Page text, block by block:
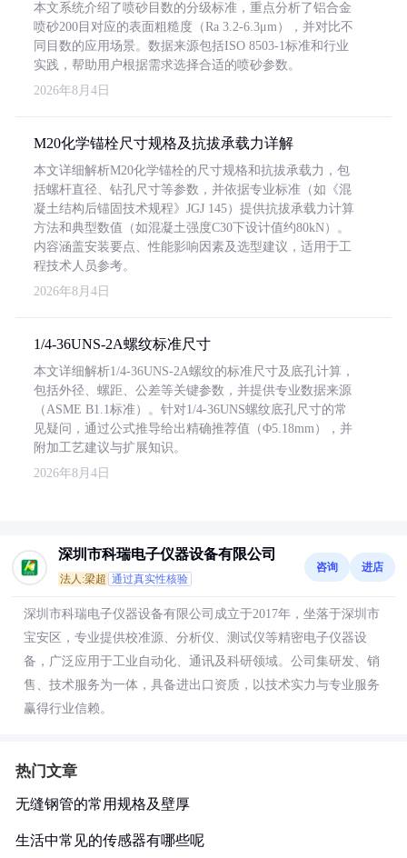
本文系统介绍了喷砂目数的分级标准，重点分析了铝合金
喷砂200目对应的表面粗糙度（Ra 3.2-6.3μm），并对比不
同目数的应用场景。数据来源包括ISO 8503-1标准和行业
实践，帮助用户根据需求选择合适的喷砂参数。
2026年8月4日
M20化学锚栓尺寸规格及抗拔承载力详解
本文详细解析M20化学锚栓的尺寸规格和抗拔承载力，包
括螺杆直径、钻孔尺寸等参数，并依据专业标准（如《混
凝土结构后锚固技术规程》JGJ 145）提供抗拔承载力计算
方法和典型数值（如混凝土强度C30下设计值约80kN）。
内容涵盖安装要点、性能影响因素及选型建议，适用于工
程技术人员参考。
2026年8月4日
1/4-36UNS-2A螺纹标准尺寸
本文详细解析1/4-36UNS-2A螺纹的标准尺寸及底孔计算，
包括外径、螺距、公差等关键参数，并提供专业数据来源
（ASME B1.1标准）。针对1/4-36UNS螺纹底孔尺寸的常
见疑问，通过公式推导给出精确推荐值（Φ5.18mm），并
附加工艺建议与扩展知识。
2026年8月4日
深圳市科瑞电子仪器设备有限公司
法人:梁超 通过真实性核验
咨询 进店
深圳市科瑞电子仪器设备有限公司成立于2017年，坐落于深圳市
宝安区，专业提供校准源、分析仪、测试仪等精密电子仪器设
备，广泛应用于工业自动化、通讯及科研领域。公司集研发、销
售、技术服务为一体，具备进出口资质，以技术实力与专业服务
赢得行业信赖。
热门文章
无缝钢管的常用规格及壁厚
生活中常见的传感器有哪些呢